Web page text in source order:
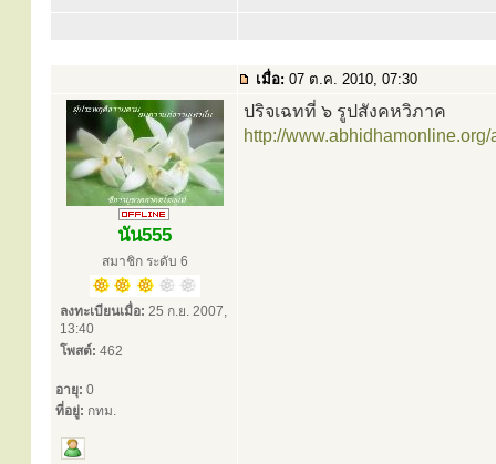
เมื่อ: 07 ต.ค. 2010, 07:30
นัน555
สมาชิก ระดับ 6
ลงทะเบียนเมื่อ: 25 ก.ย. 2007,
13:40
โพสต์: 462
อายุ: 0
ที่อยู่: กทม.
ปริจเฉทที่ ๖ รูปสังคหวิภาค
http://